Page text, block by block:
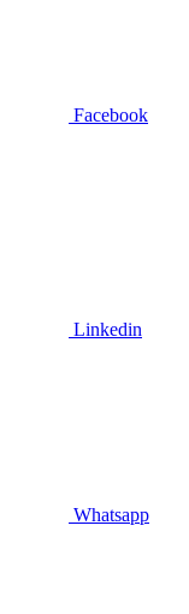
Facebook
Linkedin
Whatsapp